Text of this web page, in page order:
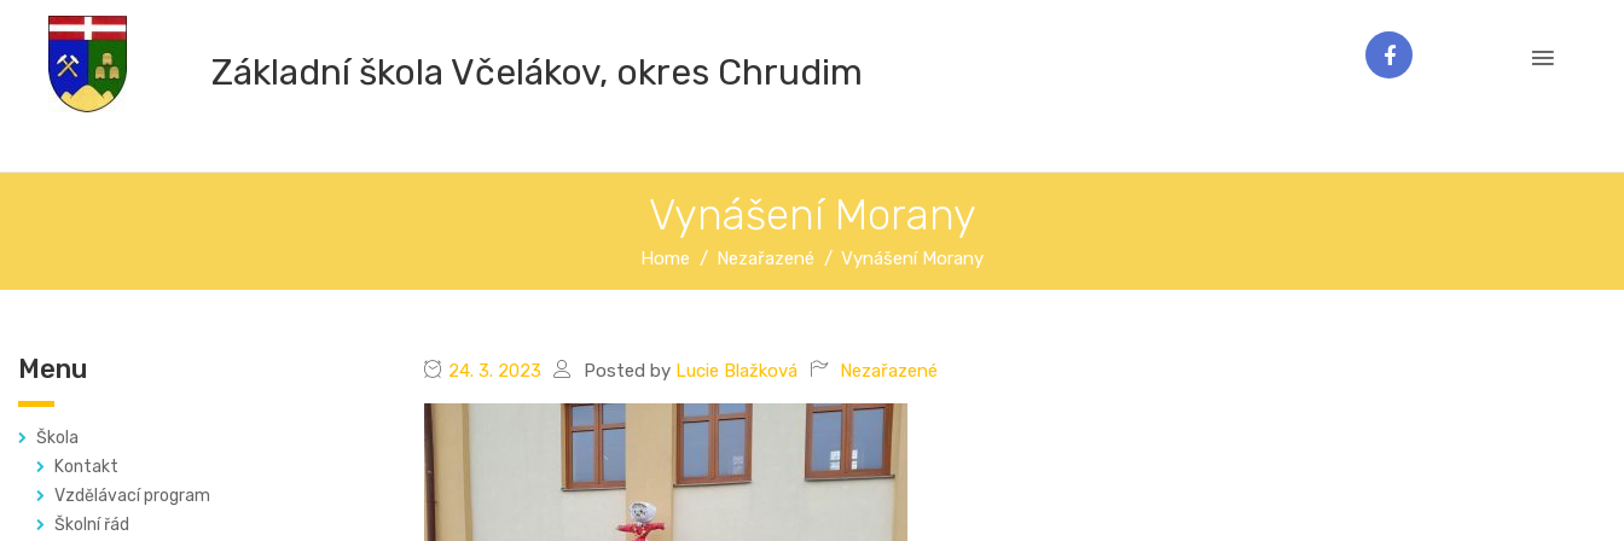
Základní škola Včelákov, okres Chrudim
Vynášení Morany
Home Nezařazené Vynášení Morany
Menu
Škola
Kontakt
Vzdělávací program
Školní řád
24. 3. 2023 Posted by Lucie Blažková Nezařazené